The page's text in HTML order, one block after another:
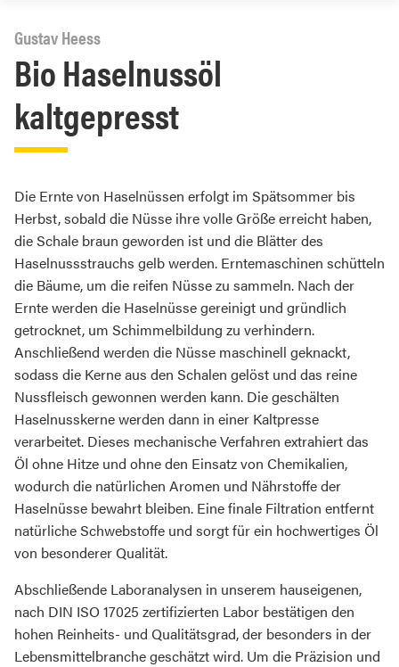
Bio Haselnussöl
kaltgepresst
Gustav Heess
Die Ernte von Haselnüssen erfolgt im Spätsommer bis
Herbst, sobald die Nüsse ihre volle Größe erreicht haben,
die Schale braun geworden ist und die Blätter des
Haselnussstrauchs gelb werden. Erntemaschinen schütteln
die Bäume, um die reifen Nüsse zu sammeln. Nach der
Ernte werden die Haselnüsse gereinigt und gründlich
getrocknet, um Schimmelbildung zu verhindern.
Anschließend werden die Nüsse maschinell geknackt,
sodass die Kerne aus den Schalen gelöst und das reine
Nussfleisch gewonnen werden kann. Die geschälten
Haselnusskerne werden dann in einer Kaltpresse
verarbeitet. Dieses mechanische Verfahren extrahiert das
Öl ohne Hitze und ohne den Einsatz von Chemikalien,
wodurch die natürlichen Aromen und Nährstoffe der
Haselnüsse bewahrt bleiben. Eine finale Filtration entfernt
natürliche Schwebstoffe und sorgt für ein hochwertiges Öl
von besonderer Qualität.
Abschließende Laboranalysen in unserem hauseigenen,
nach DIN ISO 17025 zertifizierten Labor bestätigen den
hohen Reinheits- und Qualitätsgrad, der besonders in der
Lebensmittelbranche geschätzt wird. Um die Präzision und